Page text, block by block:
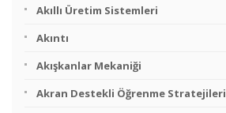
Akıllı Üretim Sistemleri
Akıntı
Akışkanlar Mekaniği
Akran Destekli Öğrenme Stratejileri